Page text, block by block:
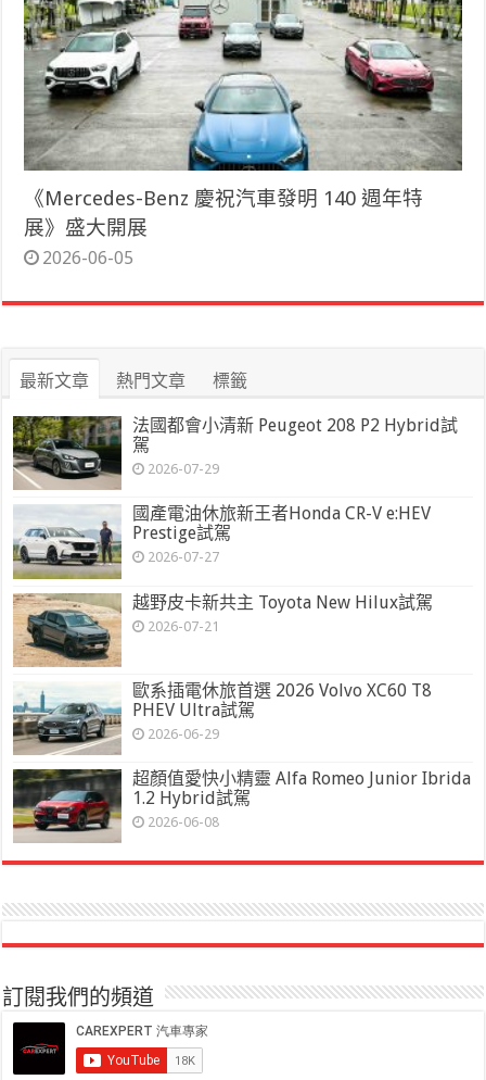
《Mercedes-Benz 慶祝汽車發明 140 週年特
展》盛大開展
2026-06-05
最新文章 熱門文章 標籤
法國都會小清新 Peugeot 208 P2 Hybrid試
駕
2026-07-29
國產電油休旅新王者Honda CR-V e:HEV
Prestige試駕
2026-07-27
越野皮卡新共主 Toyota New Hilux試駕
2026-07-21
歐系插電休旅首選 2026 Volvo XC60 T8
PHEV Ultra試駕
2026-06-29
超顏值愛快小精靈 Alfa Romeo Junior Ibrida
1.2 Hybrid試駕
2026-06-08
訂閱我們的頻道